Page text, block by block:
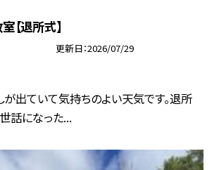
【退所式】
更新日 2026/07/29
出ていて気持ちのよい天気です。退所
話になった...